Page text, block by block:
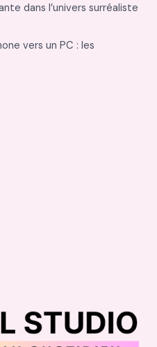
dans l’univers surréaliste
vers un PC : les